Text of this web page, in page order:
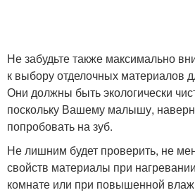
Не забудьте также максимально
к выбору отделочных материалов
Они должны быть экологически
поскольку Вашему малышу,
попробовать на зуб.
Не лишним будет проверить, не
свойств материалы при
комнате или при повышенной